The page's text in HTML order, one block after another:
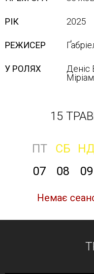
РІК 2025
РЕЖИСЕР
У РОЛЯХ
Деніс
15
ПТ СБ
07
08 09
Немає